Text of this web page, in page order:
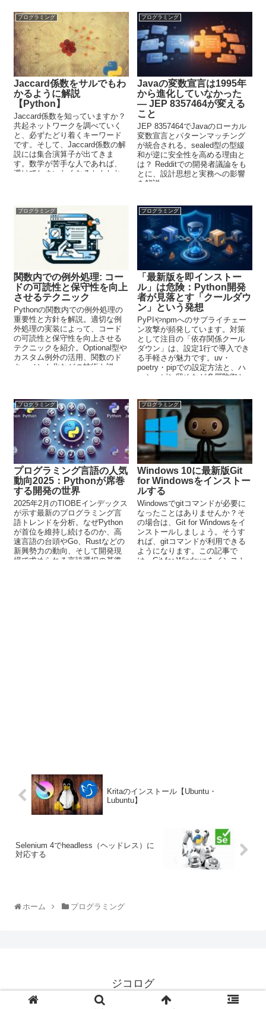
プログラミング
Jaccard係数をサルでもわ
かるように解説
【Python】
Jaccard係数を知っていますか？
共起ネットワークを調べていく
と、必ずたどり着くキーワード
です。そして、Jaccard係数の解
説には集合演算子が出てきま
す。数学が苦手な人であれば、
避けてしまいたくなるかもしれ
プログラミング
Javaの変数宣言は1995年
から進化していなかった
― JEP 8357464が変える
こと
JEP 8357464でJavaのローカル
変数宣言とパターンマッチング
が統合される。sealed型の型緩
和が逆に安全性を高める理由と
は？ Redditでの開発者議論をも
とに、設計思想と実務への影響
を解説。
プログラミング
関数内での例外処理: コー
ドの可読性と保守性を向上
させるテクニック
Pythonの関数内での例外処理の
重要性と方針を解説。適切な例
外処理の実装によって、コード
の可読性と保守性を向上させる
テクニックを紹介。Optional型や
カスタム例外の活用、関数のド
キュメント化などの技術も説
プログラミング
「最新版を即インストー
ル」は危険：Python開発
者が見落とす「クールダウ
ン」という発想
PyPIやnpmへのサプライチェー
ン攻撃が頻発しています。対策
として注目の「依存関係クール
ダウン」は、設定1行で導入でき
る手軽さが魅力です。uv・
poetry・pipでの設定方法と、ハ
ッシュピン留めなど多層防御と
プログラミング
プログラミング言語の人気
動向2025：Pythonが席巻
する開発の世界
2025年2月のTIOBEインデックス
が示す最新のプログラミング言
語トレンドを分析。なぜPython
が首位を維持し続けるのか、高
速言語の台頭やGo、Rustなどの
新興勢力の動向、そして開発現
場で求められる言語選択の基準
プログラミング
Windows 10に最新版Git
for Windowsをインストー
ルする
Windowsでgitコマンドが必要に
なったことはありませんか？そ
の場合は、Git for Windowsをイ
ンストールしましょう。そうす
れば、gitコマンドが利用できる
ようになります。この記事で
は、Git for Windowsをインスト
Kritaのインストール【Ubuntu・
Lubuntu】
Selenium 4でheadless（ヘッドレス）に
対応する
ホーム プログラミング
ジコログ
プライバシーポリシー